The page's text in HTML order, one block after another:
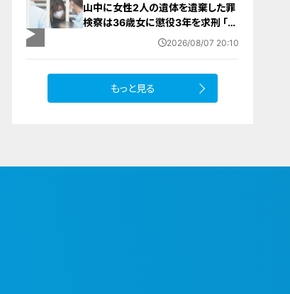
山中に女性2人の遺体を遺棄した罪
検察は36歳女に懲役3年を求刑 ｢遺
棄時に近くに居続けたこと自体が重
2026/08/07 20:10
もっと見る